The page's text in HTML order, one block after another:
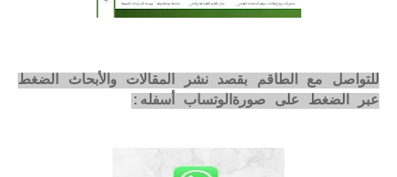
للتواصل مع الطاقم بقصد نشر المقالات والأبحاث الضغط
عبر الضغط على صورةالوتساب أسفله: